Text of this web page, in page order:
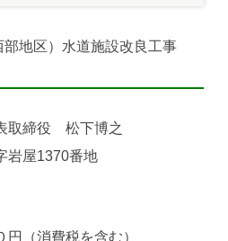
地区）水道施設改良工事
締役 松下博之
岩屋1370番地
円（消費税を含む）